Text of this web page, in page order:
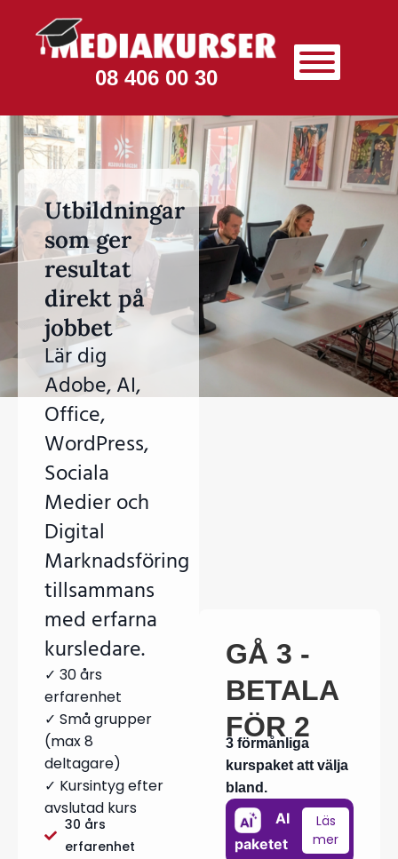
08 406 00 30
Utbildningar
som ger
resultat
direkt på
jobbet
Lär dig
Adobe, AI,
Office,
WordPress,
Sociala
Medier och
Digital
Marknadsföring
tillsammans
med erfarna
kursledare.
✓ 30 års
erfarenhet
✓ Små grupper
(max 8
deltagare)
✓ Kursintyg efter
avslutad kurs
30 års
erfarenhet
GÅ 3 -
BETALA
FÖR 2
3 förmånliga
kurspaket att välja
bland.
AI
paketet
Läs
mer